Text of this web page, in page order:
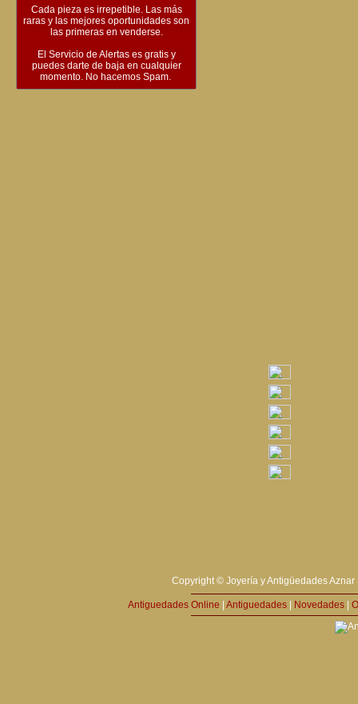
Cada pieza es irrepetible. Las más
raras y las mejores oportunidades son
las primeras en venderse.
El Servicio de Alertas es gratis y
puedes darte de baja en cualquier
momento. No hacemos Spam.
Copyright © Joyería y Antigüedades
Antiguedades Online Antiguedades Novedades